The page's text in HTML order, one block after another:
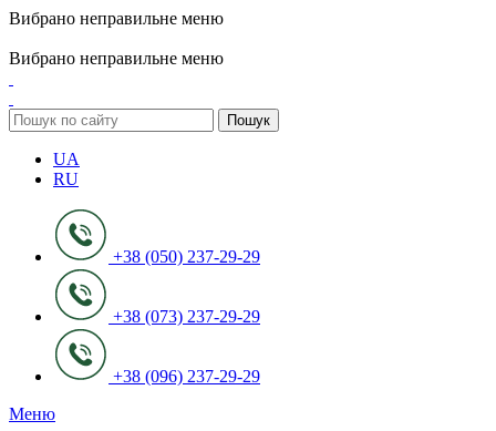
Вибрано неправильне меню
Вибрано неправильне меню
Пошук
UA
RU
+38 (050) 237-29-29
+38 (073) 237-29-29
+38 (096) 237-29-29
Меню